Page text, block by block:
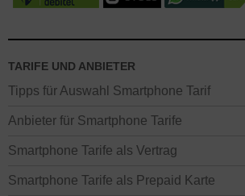
TARIFE UND ANBIETER
Tipps für Auswahl Smartphone Tarif
Anbieter für Smartphone Tarife
Smartphone Tarife als Vertrag
Smartphone Tarife als Prepaid Karte